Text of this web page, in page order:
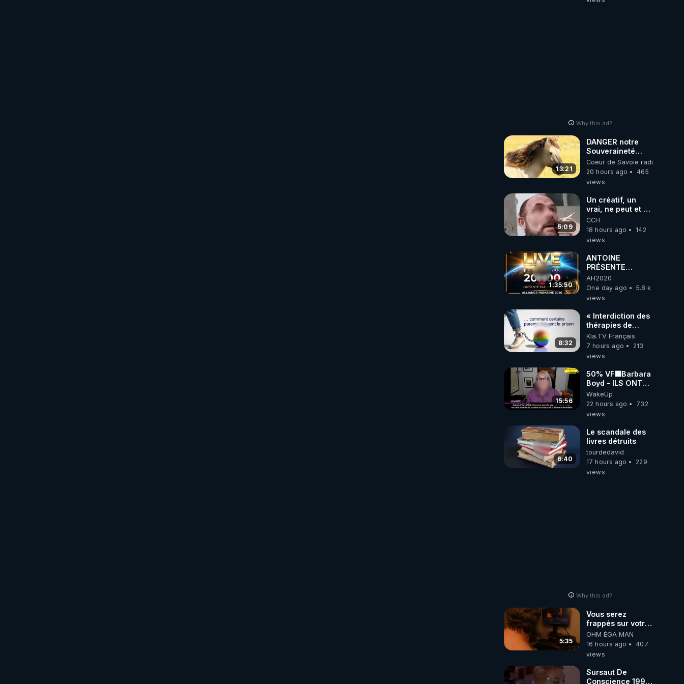
Why this ad?
13:21
DANGER notre
Souveraineté
Alimentaire est
attaqué...
Coeur de Savoie radioweb TV
20 hours ago
465
views
5:09
Un créatif, un
vrai, ne peut et ne
doit pas faire
appel à
l'intelligence
CCH
18 hours ago
142
views
1:35:50
ANTOINE
PRÉSENTE
AH2020 LE LIVE
20H ***DU
06/08/2026***
AH2020
One day ago
5.8 k
views
8:32
« Interdiction des
thérapies de
conversion »
Kla.TV Français
7 hours ago
213
views
15:56
50% VF🟩Barbara
Boyd - ILS ONT
MENTI SUR TOUT
-Jocelyne
Traduction
WakeUp
22 hours ago
732
views
6:40
Le scandale des
livres détruits
tourdedavid
17 hours ago
229
views
Why this ad?
5:35
Vous serez
frappés sur votre
sol européens par
la faute des
dirigeants qui
le nez
OHM ÉGA MAN
16 hours ago
407
views
Sursaut De
Conscience 1998